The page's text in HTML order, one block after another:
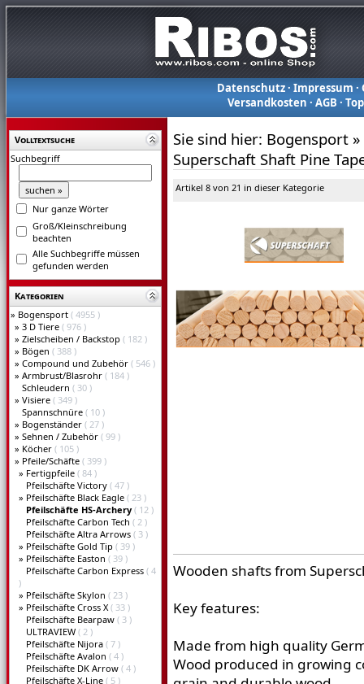
Datenschutz· Impressum ·
Versandkosten ·AGB ·
Volltextsuche
Suchbegriff
Nur ganze Wörter
Groß/Kleinschreibung
beachten
Alle Suchbegriffe müssen
gefunden werden
Kategorien
» Bogensport ( 4955 )
» 3 D Tiere ( 976 )
» Zielscheiben / Backstop ( 182 )
» Bögen ( 388 )
» Compound und Zubehör ( 546 )
» Armbrust/Blasrohr ( 184 )
Schleudern ( 30 )
» Visiere ( 349 )
Spannschnüre ( 10 )
» Bogenständer ( 27 )
» Sehnen / Zubehör ( 99 )
» Köcher ( 105 )
» Pfeile/Schäfte ( 399 )
» Fertigpfeile ( 84 )
Pfeilschäfte Victory ( 47 )
» Pfeilschäfte Black Eagle ( 23 )
Pfeilschäfte HS-Archery ( 12 )
Pfeilschäfte Carbon Tech ( 2 )
Pfeilschäfte Altra Arrows ( 3 )
» Pfeilschäfte Gold Tip ( 39 )
» Pfeilschäfte Easton ( 39 )
Pfeilschäfte Carbon Express ( 4
)
» Pfeilschäfte Skylon ( 23 )
» Pfeilschäfte Cross X( 33 )
Pfeilschäfte Bearpaw ( 3 )
ULTRAVIEW ( 2 )
Pfeilschäfte Nijora ( 7 )
Pfeilschäfte Avalon ( 4 )
Pfeilschäfte DK Arrow ( 4 )
Pfeilschäfte X-Line ( 5 )
Sie sind hier: Bogensport »
Superschaft Shaft Pine
Artikel 8 von 21 in dieser Kategorie
Wooden shafts from
Key features:
Made from high quality
Wood produced in growing